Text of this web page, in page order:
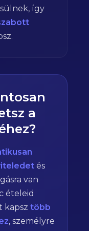
így
a
és
van
ételeid
kapsz több
, személyre